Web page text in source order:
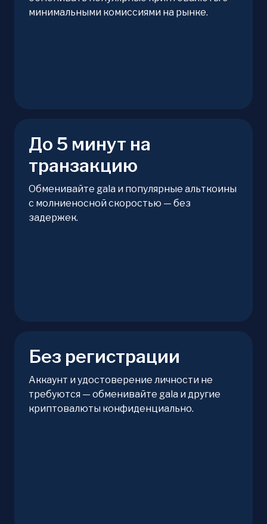
минимальными комиссиями на рынке.
До 5 минут на
транзакцию
Обменивайте gala и популярные альткоины
с молниеносной скоростью — без
задержек.
Без регистрации
Аккаунт и удостоверение личности не
требуются — обменивайте gala и другие
криптовалюты конфиденциально.